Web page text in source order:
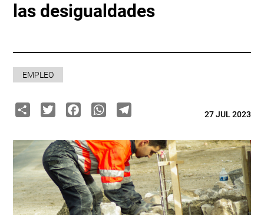
las desigualdades
EMPLEO
ShareTwitterFacebook
WhatsApp
Telegram27 JUL 2023